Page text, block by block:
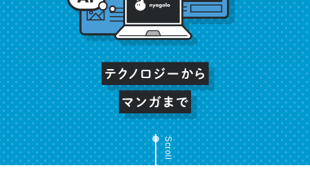
Scroll
これは名文。彼はとてもクレバーなんだろうなと凄く思
う。英語少しでも読める人は原文もお勧め。自分はこの流
れ好き。Let’s Fucking Go. Then Covid hit. Shit.
─今のこの状況が信じられるかい？ by ラーズ・ヌートバー